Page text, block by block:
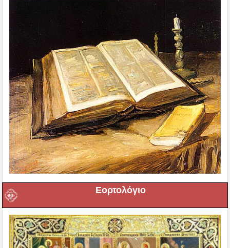
Εορτολόγιο